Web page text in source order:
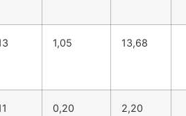
1,05 13,68
0,20 2,20